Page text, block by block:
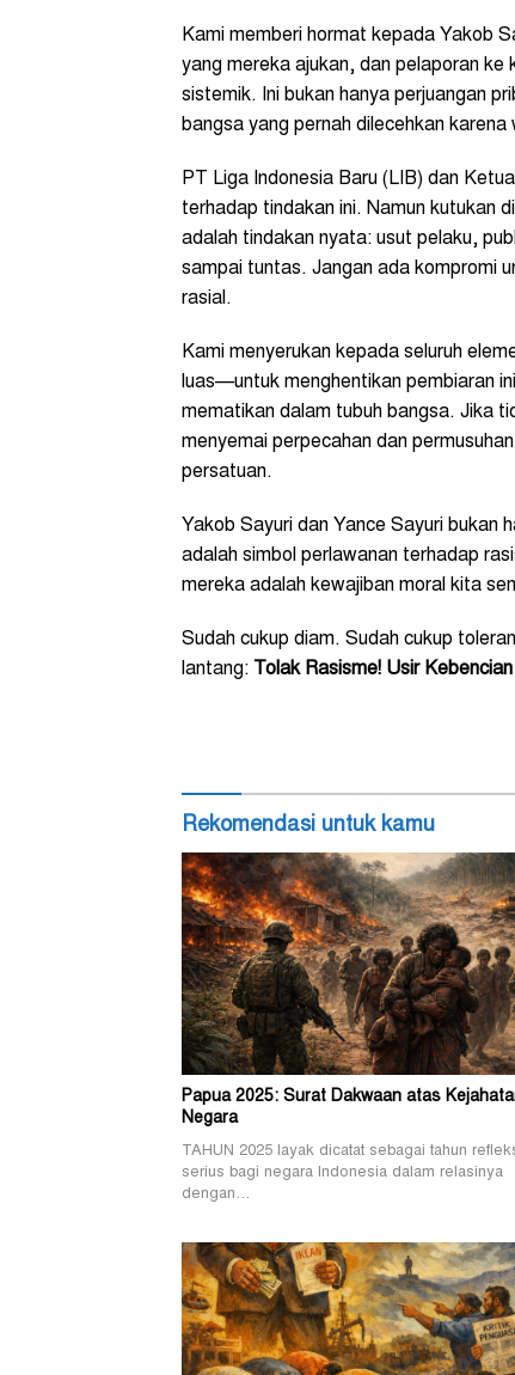
Kami memberi hormat kepada Yakob
yang mereka ajukan, dan pelaporan ke
sistemik. Ini bukan hanya perjuangan
bangsa yang pernah dilecehkan
PT Liga Indonesia Baru (LIB) dan
terhadap tindakan ini. Namun kutukan
adalah tindakan nyata: usut pelaku,
sampai tuntas. Jangan ada kompromi
rasial.
Kami menyerukan kepada seluruh
luas—untuk menghentikan pembiaran
mematikan dalam tubuh bangsa. Jika
menyemai perpecahan dan
persatuan.
Yakob Sayuri dan Yance Sayuri bukan
adalah simbol perlawanan terhadap
mereka adalah kewajiban moral kita
Sudah cukup diam. Sudah cukup
lantang: Tolak Rasisme! Usir
Rekomendasi untuk kamu
Papua 2025: Surat Dakwaan atas
Negara
TAHUN 2025 layak dicatat sebagai tahun
serius bagi negara Indonesia dalam relasinya
dengan…